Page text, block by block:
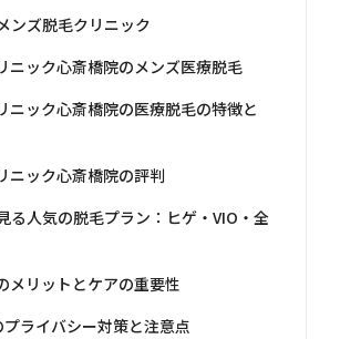
ンズ脱毛クリニック
ニック心斎橋院のメンズ医療脱毛
ニック心斎橋院の医療脱毛の特徴と
ニック心斎橋院の評判
る人気の脱毛プラン：ヒゲ・VIO・全
メリットとケアの重要性
ライバシー対策と注意点